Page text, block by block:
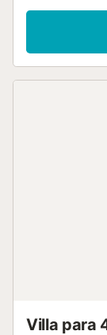
para
serviços de
lavar roupa e
disponíveis 2
Villa para